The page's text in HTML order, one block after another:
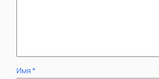
Имя*